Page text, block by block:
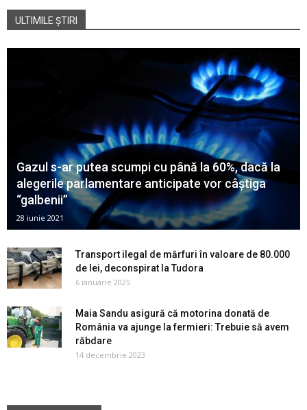
ULTIMILE ȘTIRI
Gazul s-ar putea scumpi cu până la 60%, dacă la
alegerile parlamentare anticipate vor câștiga
“galbenii”
28 iunie 2021
Transport ilegal de mărfuri în valoare de 80.000
de lei, deconspirat la Tudora
6 ianuarie 2025
Maia Sandu asigură că motorina donată de
România va ajunge la fermieri: Trebuie să avem
răbdare
14 decembrie 2023